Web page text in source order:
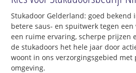
Stukadoor Gelderland: goed
betere saus- en spuitwerk tegen
een ruime ervaring, scherpe prijzen
de stukadoors het hele jaar door
woont in ons verzorgingsgebied met
omgeving.